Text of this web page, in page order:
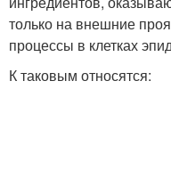
только на внешние
процессы в клетках
К таковым относятся: